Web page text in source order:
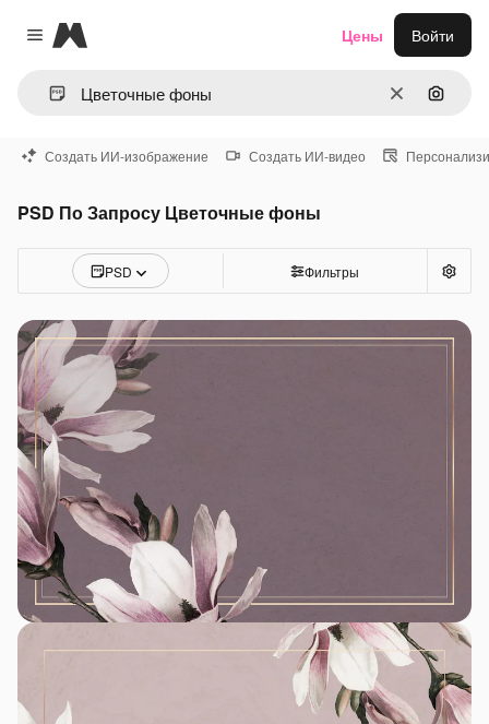
Close menu
Magnific
ОчиститьПоиск
Цены Войти
Создать ИИ-изображение Создать ИИ-видео
PSD По Запросу Цветочные фоны
PSD Фильтры